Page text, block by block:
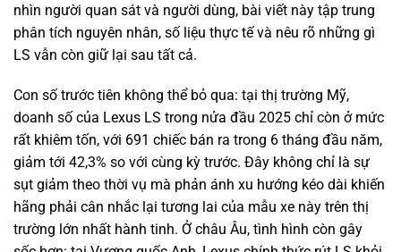
nhìn người quan sát và người dùng, bài viết này tập trung
phân tích nguyên nhân, số liệu thực tế và nêu rõ những gì
LS vẫn còn giữ lại sau tất cả.
Con số trước tiên không thể bỏ qua: tại thị trường Mỹ,
doanh số của Lexus LS trong nửa đầu 2025 chỉ còn ở mức
rất khiêm tốn, với 691 chiếc bán ra trong 6 tháng đầu năm,
giảm tới 42,3% so với cùng kỳ trước. Đây không chỉ là sự
sụt giảm theo thời vụ mà phản ánh xu hướng kéo dài khiến
hãng phải cân nhắc lại tương lai của mẫu xe này trên thị
trường lớn nhất hành tinh. Ở châu Âu, tình hình còn gây